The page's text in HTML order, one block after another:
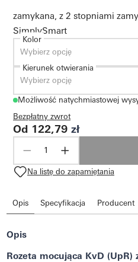
zamykana, z 2 stopniami
SimplySmart
Kolor
Wybierz opcję
Kierunek otwierania
Wybierz opcję
Możliwość natychmiastowej
Bezpłatny zwrot
Od 122,79 zł
Na listę do zapamiętania
Opis Specyfikacja Producent
Opis
Rozeta mocująca KvD (UpR)